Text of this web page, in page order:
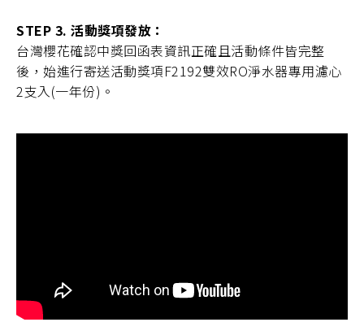
STEP 3. 活動獎項發放：
台灣櫻花確認中獎回函表資訊正確且活動條件皆完整
後，始進行寄送活動獎項F2192雙效RO淨水器專用濾心
2支入(一年份)。